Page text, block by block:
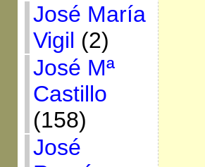
José María
Vigil (2)
José Mª
Castillo
(158)
José